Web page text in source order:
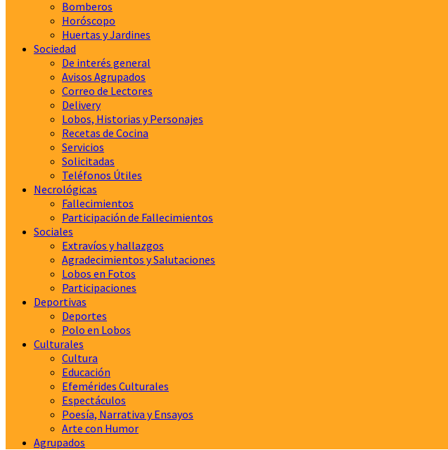
Bomberos
Horóscopo
Huertas y Jardines
Sociedad
De interés general
Avisos Agrupados
Correo de Lectores
Delivery
Lobos, Historias y Personajes
Recetas de Cocina
Servicios
Solicitadas
Teléfonos Útiles
Necrológicas
Fallecimientos
Participación de Fallecimientos
Sociales
Extravíos y hallazgos
Agradecimientos y Salutaciones
Lobos en Fotos
Participaciones
Deportivas
Deportes
Polo en Lobos
Culturales
Cultura
Educación
Efemérides Culturales
Espectáculos
Poesía, Narrativa y Ensayos
Arte con Humor
Agrupados